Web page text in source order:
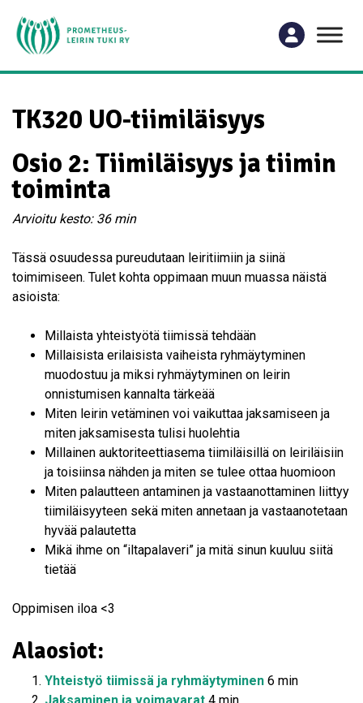
TK320 UO-tiimiläisyys
Osio 2: Tiimiläisyys ja tiimin
toiminta
Arvioitu kesto: 36 min
Tässä osuudessa pureudutaan leiritiimiin ja siinä
toimimiseen. Tulet kohta oppimaan muun muassa näistä
asioista:
Millaista yhteistyötä tiimissä tehdään
Millaisista erilaisista vaiheista ryhmäytyminen
muodostuu ja miksi ryhmäytyminen on leirin
onnistumisen kannalta tärkeää
Miten leirin vetäminen voi vaikuttaa jaksamiseen ja
miten jaksamisesta tulisi huolehtia
Millainen auktoriteettiasema tiimiläisillä on leiriläisiin
ja toisiinsa nähden ja miten se tulee ottaa huomioon
Miten palautteen antaminen ja vastaanottaminen liittyy
tiimiläisyyteen sekä miten annetaan ja vastaanotetaan
hyvää palautetta
Mikä ihme on “iltapalaveri” ja mitä sinun kuuluu siitä
tietää
Oppimisen iloa <3
Alaosiot:
Yhteistyö tiimissä ja ryhmäytyminen 6 min